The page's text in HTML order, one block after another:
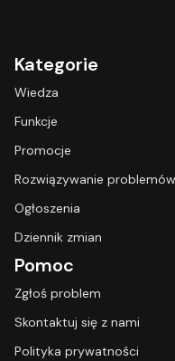
Kategorie
Wiedza
Funkcje
Promocje
Rozwiązywanie problemów
Ogłoszenia
Dziennik zmian
Pomoc
Zgłoś problem
Skontaktuj się z nami
Polityka prywatności